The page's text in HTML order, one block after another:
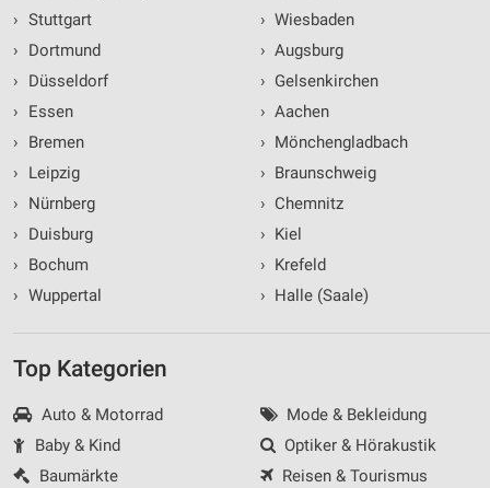
› Stuttgart
›
Dortmund
›
Düsseldorf
›
Essen
›
Bremen
›
Leipzig
›
Nürnberg
›
Duisburg
›
Bochum
› Wuppertal
› Wiesbaden
› Augsburg
› Gelsenkirchen
› Aachen
› Mönchengladbach
› Braunschweig
› Chemnitz
› Kiel
› Krefeld
› Halle (Saale)
Top Kategorien
Auto & Motorrad
Baby & Kind
Baumärkte
Mode & Bekleidung
Optiker & Hörakustik
Reisen & Tourismus